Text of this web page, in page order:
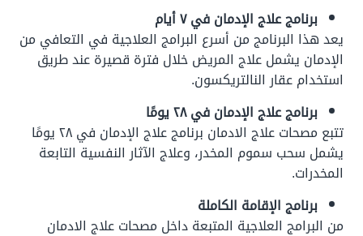
برنامج علاج الإدمان في ٧ أيام
يعد هذا البرنامج من أسرع البرامج العلاجية في التعافي من
الإدمان يشمل علاج المريض خلال فترة قصيرة عند طريق
استخدام عقار النالتريكسون.
برنامج علاج الإدمان في ٢٨ يومًا
تتبع مصحات علاج الادمان برنامج علاج الإدمان في ٢٨ يومًا
يشمل سحب سموم المخدر، وعلاج الآثار النفسية التابعة
المخدرات.
برنامج الإقامة الكاملة
من البرامج العلاجية المتبعة داخل مصحات علاج الادمان